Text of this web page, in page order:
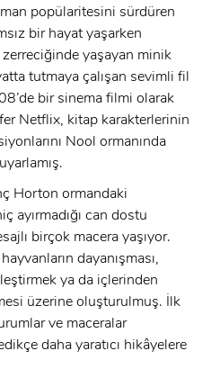
x
YAP
x
OL
popülaritesini sürdüren
bir hayat yaşarken
zerreciğinde yaşayan minik
tutmaya çalışan sevimli fil
bir sinema filmi olarak
Netflix, kitap karakterlerinin
Nool ormanında
Horton ormandaki
ayırmadığı can dostu
birçok macera yaşıyor.
dayanışması,
ya da içlerinden
üzerine oluşturulmuş. İlk
ve maceralar
daha yaratıcı hikâyelere